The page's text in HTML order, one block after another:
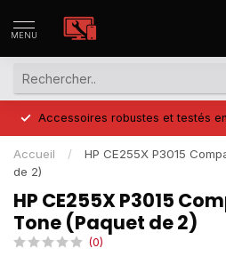
MENU
Accessoires robustes et testés
Accueil /
HP CE255X P3015
de 2)
HP CE255X P3015
Tone (Paquet de 2)
(0)